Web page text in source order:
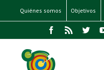
Quiénes somos Objetivos